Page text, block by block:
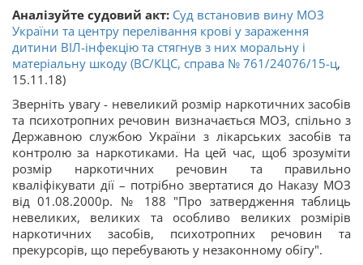
Аналізуйте судовий акт: Суд встановив вину МОЗ
України та центру перелівання крові у зараження
дитини ВІЛ-інфекцію та стягнув з них моральну і
матеріальну шкоду (ВС/КЦС, справа № 761/24076/15-ц,
15.11.18)
Зверніть увагу - невеликий розмір наркотичних засобів
та психотропних речовин визначається МОЗ, спільно з
Державною службою України з лікарських засобів та
контролю за наркотиками. На цей час, щоб зрозуміти
розмір наркотичних речовин та правильно
кваліфікувати дії – потрібно звертатися до Наказу МОЗ
від 01.08.2000р. № 188 "Про затвердження таблиць
невеликих, великих та особливо великих розмірів
наркотичних засобів, психотропних речовин та
прекурсорів, що перебувають у незаконному обігу".